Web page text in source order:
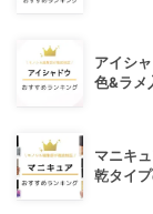
アイシ
色&ラメ
マニキ
乾タイ